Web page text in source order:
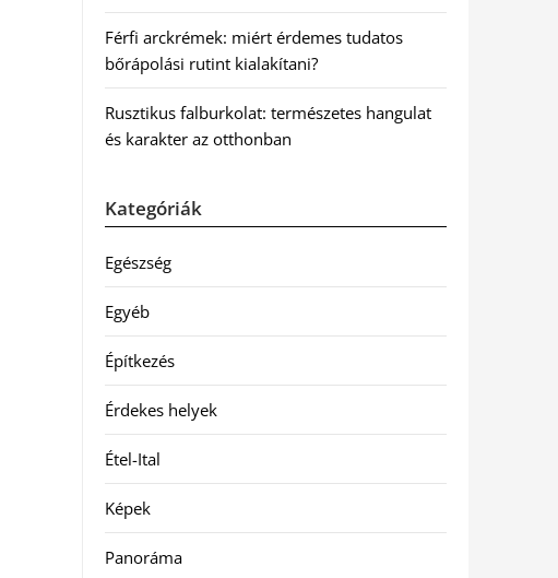
Férfi arckrémek: miért érdemes tudatos
bőrápolási rutint kialakítani?
Rusztikus falburkolat: természetes hangulat
és karakter az otthonban
Kategóriák
Egészség
Egyéb
Építkezés
Érdekes helyek
Étel-Ital
Képek
Panoráma